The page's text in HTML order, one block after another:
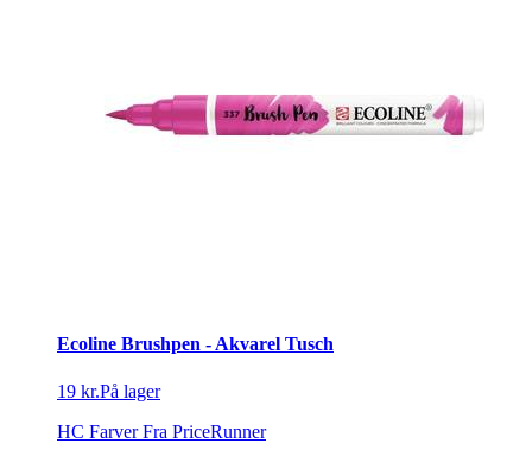
Ecoline Brushpen - Akvarel Tusch
19 kr.På lager
HC Farver Fra PriceRunner